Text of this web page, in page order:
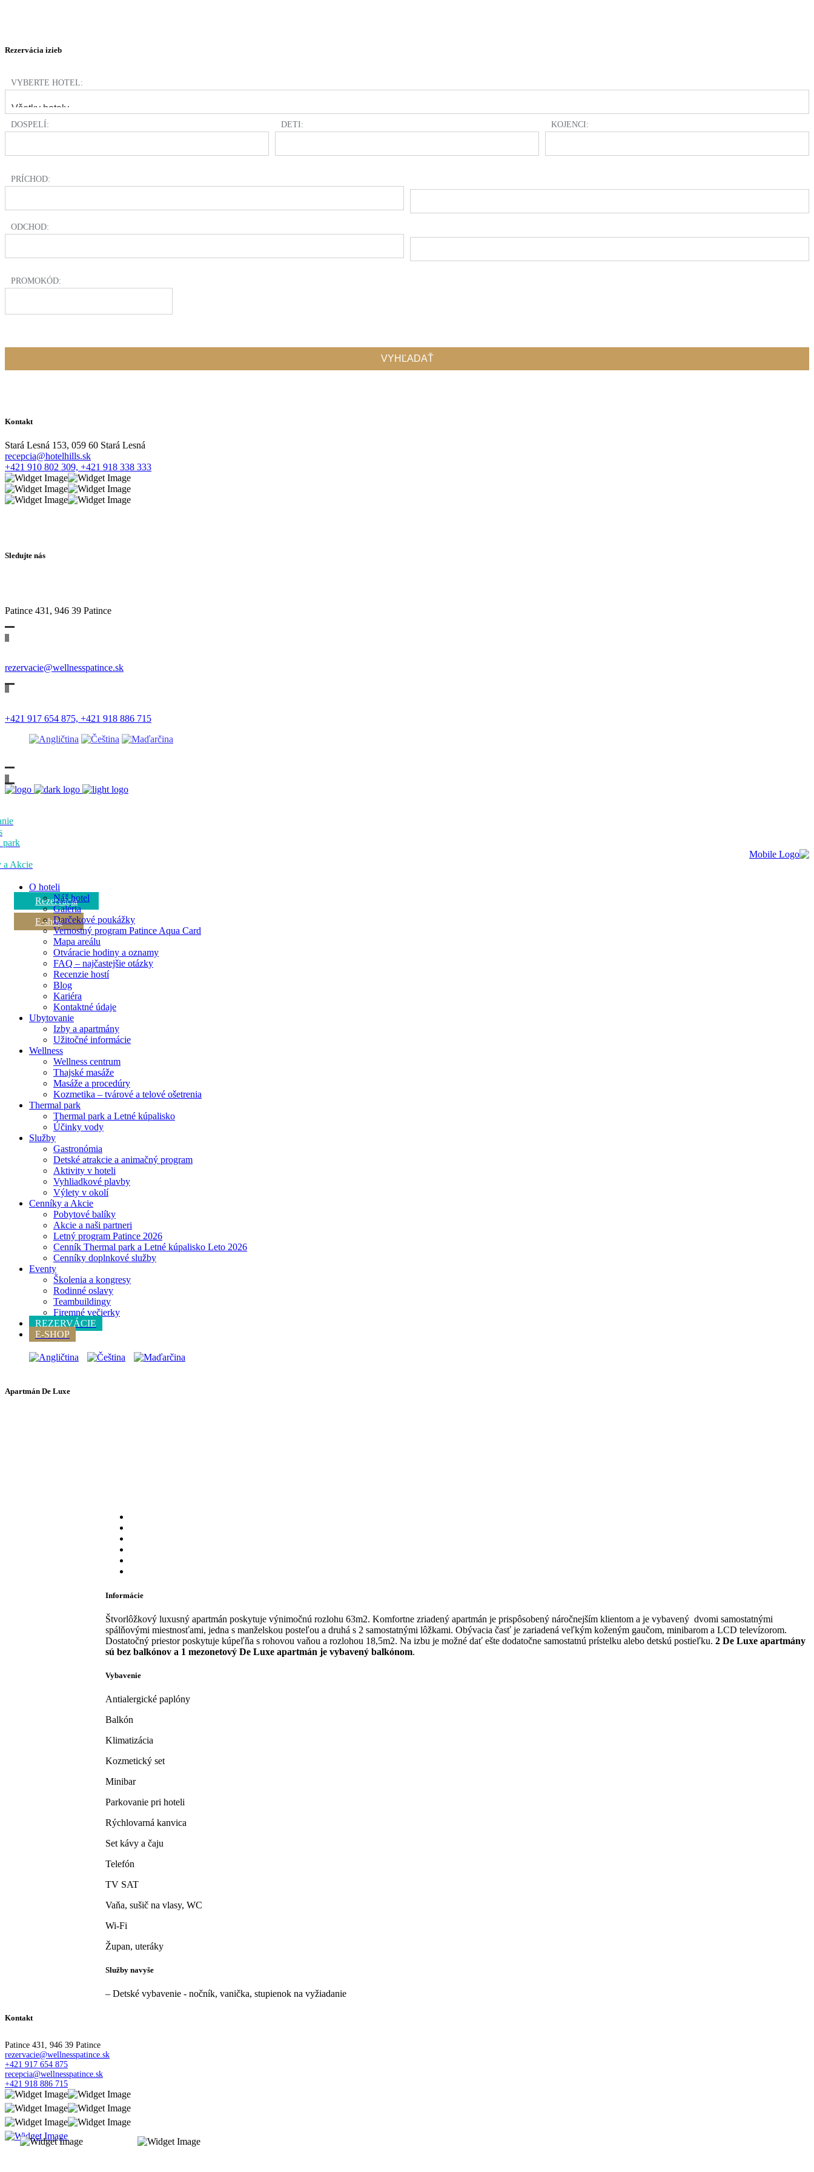
Rezervácia izieb
VYBERTE HOTEL:
DOSPELÍ: DETI: KOJENCI:
PRÍCHOD:
ODCHOD:
PROMOKÓD:
Kontakt
Stará Lesná 153, 059 60 Stará Lesná
recepcia@hotelhills.sk
+421 910 802 309, +421 918 338 333
Sledujte nás
Patince 431, 946 39 Patince
rezervacie@wellnesspatince.sk
+421 917 654 875, +421 918 886 715
park
a Akcie
Rezervácia
E-shop
O hoteli
Náš hotel
Galéria
Darčekové poukážky
Vernostný program Patince Aqua Card
Mapa areálu
Otváracie hodiny a oznamy
FAQ – najčastejšie otázky
Recenzie hostí
Blog
Kariéra
Kontaktné údaje
Ubytovanie
Izby a apartmány
Užitočné informácie
Wellness
Wellness centrum
Thajské masáže
Masáže a procedúry
Kozmetika – tvárové a telové ošetrenia
Thermal park
Thermal park a Letné kúpalisko
Účinky vody
Služby
Gastronómia
Detské atrakcie a animačný program
Aktivity v hoteli
Vyhliadkové plavby
Výlety v okolí
Cenníky a Akcie
Pobytové balíky
Akcie a naši partneri
Letný program Patince 2026
Cenník Thermal park a Letné kúpalisko Leto 2026
Cenníky doplnkové služby
Eventy
Školenia a kongresy
Rodinné oslavy
Teambuildingy
Firemné večierky
REZERVÁCIE
E-SHOP
Apartmán De Luxe
Informácie
Štvorlôžkový luxusný apartmán poskytuje výnimočnú rozlohu 63m2. Komfortne zriadený apartmán je prispôsobený náročnejším klientom a je vybavený dvomi samostatnými
spálňovými miestnosťami, jedna s manželskou posteľou a druhá s 2 samostatnými lôžkami. Obývacia časť je zariadená veľkým koženým gaučom, minibarom a LCD televízorom.
Dostatočný priestor poskytuje kúpeľňa s rohovou vaňou a rozlohou 18,5m2. Na izbu je možné dať ešte dodatočne samostatnú prístelku alebo detskú postieľku. 2 De Luxe apartmány
sú bez balkónov a 1 mezonetový De Luxe apartmán je vybavený balkónom.
Vybavenie
Antialergické paplóny
Balkón
Klimatizácia
Kozmetický set
Minibar
Parkovanie pri hoteli
Rýchlovarná kanvica
Set kávy a čaju
Telefón
TV SAT
Vaňa, sušič na vlasy, WC
Wi-Fi
Župan, uteráky
Služby navyše
– Detské vybavenie - nočník, vanička, stupienok na vyžiadanie
Kontakt
Patince 431, 946 39 Patince
rezervacie@wellnesspatince.sk
+421 917 654 875
recepcia@wellnesspatince.sk
+421 918 886 715